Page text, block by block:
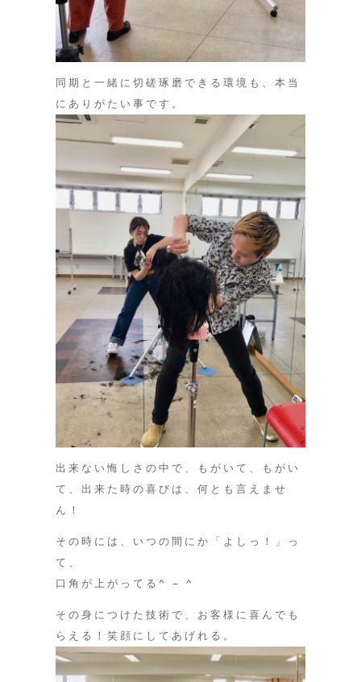
同期と一緒に切磋琢磨できる環境も、本当
にありがたい事です。
出来ない悔しさの中で、もがいて、もがい
て、出来た時の喜びは、何とも言えませ
ん！
その時には、いつの間にか「よしっ！」っ
て、
口角が上がってる^ – ^
その身につけた技術で、お客様に喜んでも
らえる！笑顔にしてあげれる。